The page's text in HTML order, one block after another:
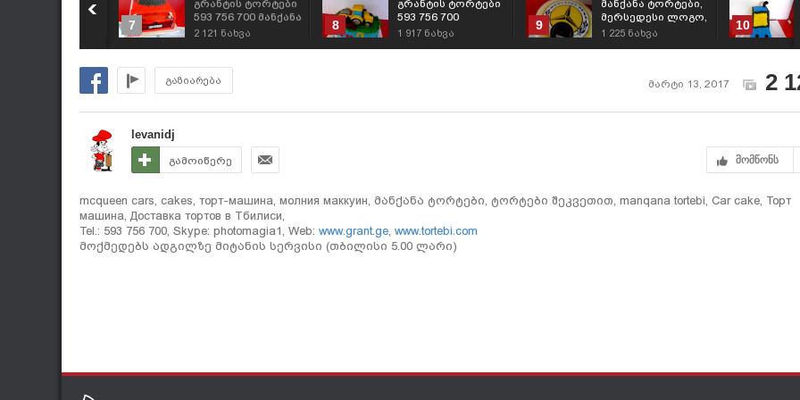
ტორტები
756 700 მანქანა
7
გრანტის ტორტები
593 756 700 მანქანა
ტორტი, მაქუინის
2 121 ნახვა
8
გრანტის ტორტები
593 756 700
ტრაქტორი ტორტი -
1 917 ნახვა
9
მანქანა ტორტები,
მერსედესი ლოგო,
ტორტები შეკვეთით
1 225 ნახვა
10
გაზიარება მარტი 13, 2017 2
levanidj
გამოიწერე მომწონს
mcqueen cars, cakes, торт-машина, молния маккуин, მანქანა ტორტები, ტორტები შეკვეთით, manqana tortebi, Car cake, Торт
машина, Доставка тортов в Тбилиси,
Tel.: 593 756 700, Skype: photomagia1, Web: www.grant.ge, www.tortebi.com
მოქმედებს ადგილზე მიტანის სერვისი (თბილისი 5.00 ლარი)